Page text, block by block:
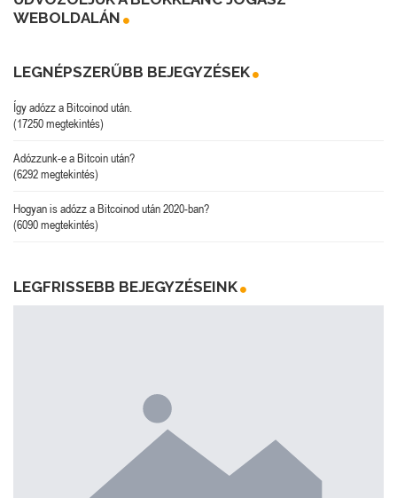
WEBOLDALÁN
LEGNÉPSZERŰBB BEJEGYZÉSEK
Így adózz a Bitcoinod után.
(17250 megtekintés)
Adózzunk-e a Bitcoin után?
(6292 megtekintés)
Hogyan is adózz a Bitcoinod után 2020-ban?
(6090 megtekintés)
LEGFRISSEBB BEJEGYZÉSEINK